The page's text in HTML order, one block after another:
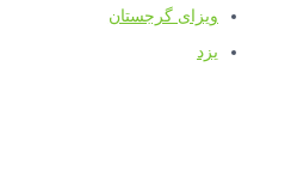
ویزای گرجستان
یزد